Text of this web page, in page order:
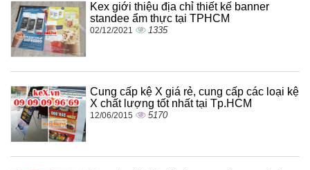
Kex giới thiệu địa chỉ thiết kế banner
standee ẩm thực tại TPHCM
02/12/2021 1335
Cung cấp kệ X giá rẻ, cung cấp các loại kệ
X chất lượng tốt nhất tại Tp.HCM
12/06/2015 5170